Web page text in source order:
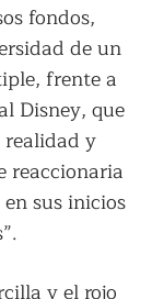
fondos,
de un
frente a
Disney, que
y
reaccionaria
sus inicios
y el rojo